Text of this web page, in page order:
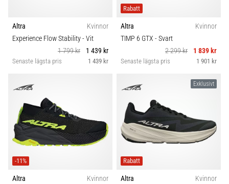
Altra
Kvinnor
Experience Flow Stability- Vit
1 799 kr
1 439 kr
Senaste lägsta pris 1 439 kr
Rabatt
Altra
Kvinnor
TIMP 6 GTX - Svart
2 299 kr
1 839 kr
Senaste lägsta pris 1 901 kr
-11%
Altra
Kvinnor
Exklusivt
Rabatt
Altra
Kvinnor